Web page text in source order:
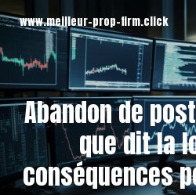
www.meilleur-prop-firm.click
Abandon de
que dit la
conséquences